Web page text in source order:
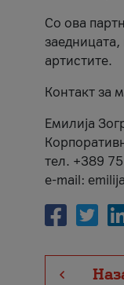
Со ова
артистите.
Контакт за
Емилија
тел. +389
e-mail: